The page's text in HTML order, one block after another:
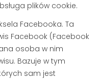
plików cookie.
Facebooka. Ta
Facebook (Facebook
osoba w nim
Bazuje w tym
sam jest